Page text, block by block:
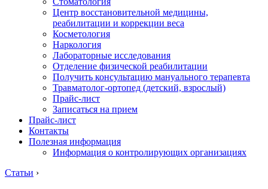
Центр восстановительной медицины,
реабилитации и коррекции веса
Косметология
Наркология
Лабораторные исследования
Отделение физической реабилитации
Получить консультацию мануального терапевта
Травматолог-ортопед (детский, взрослый)
Прайс-лист
Записаться на прием
Прайс-лист
Контакты
Полезная информация
Информация о контролирующих организациях
Статьи ›